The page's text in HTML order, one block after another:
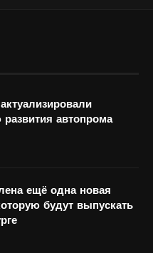
развития автопрома
ещё одна новая
будут выпускать